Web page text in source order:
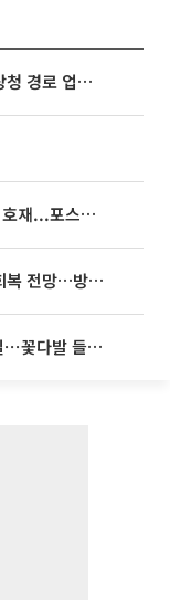
태풍 '돌핀' 오키나와 접근…일본기상청 경로 업데이트
[증시키워드] 반도체 충격 뚫은 개별 호재...포스코퓨처엠·에코프로·한화솔루션 '눈길'
iM "LIG D&A, 천궁-II 매출 하반기 회복 전망…방산 톱픽 유지"
아옳이, 한의사 김형배와 벌써 200일⋯꽃다발 들고 "프러포즈 아냐"